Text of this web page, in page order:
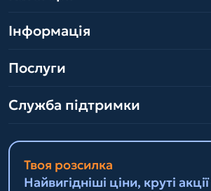
Інформація
Послуги
Служба підтримки
Твоя розсилка
Найвигідніші ціни, круті акції